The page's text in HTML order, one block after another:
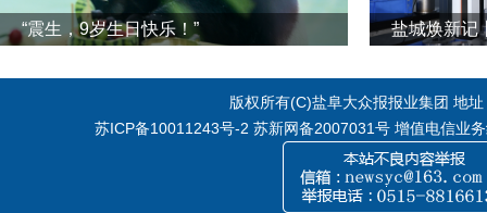
“震生，9岁生日快乐！”
版权所有(C)盐阜大众报报业集团 地
苏ICP备10011243号-2 苏新网备2007031号 增值电信业